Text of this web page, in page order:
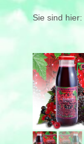
Sie sind hier: